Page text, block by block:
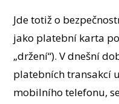
Jde totiž o
jako platební karta
„držení“). V dnešní
platebních transakcí
mobilního telefonu,